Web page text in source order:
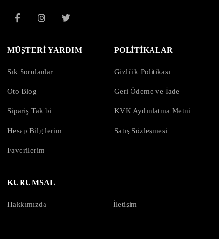
MÜŞTERİ YARDIM
Sık Sorulanlar
Oto Blog
Sipariş Takibi
Hesap Bilgilerim
Favorilerim
POLİTİKALAR
Gizlilik Politikası
Geri Ödeme ve İade
KVK Aydınlatma Metni
Satış Sözleşmesi
KURUMSAL
Hakkımızda İletişim